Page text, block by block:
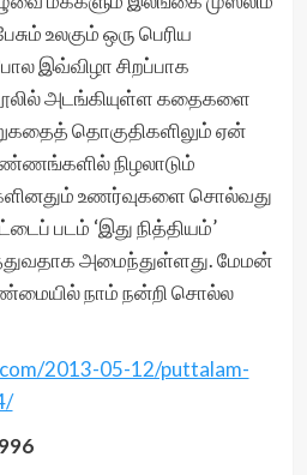
உலகும் ஒரு பெரிய
இவ்விழா சிறப்பாக
அடங்கியுள்ள கதைகளை
தொகுதிகளிலும் ஏன்
நிழலாடும்
உணர்வுகளை சொல்வது
படம் ‘இது நித்தியம்’
அமைந்துள்ளது. மேமன்
நாம் நன்றி சொல்ல
2013-05-12/puttalam-